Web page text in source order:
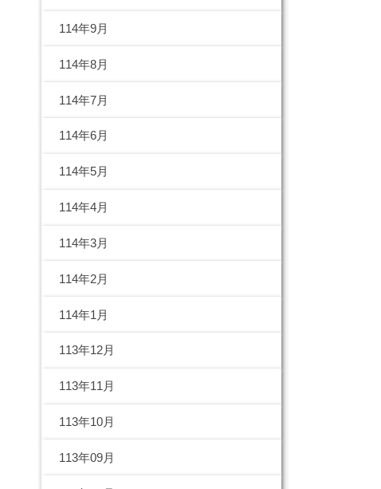
114年9月
114年8月
114年7月
114年6月
114年5月
114年4月
114年3月
114年2月
114年1月
113年12月
113年11月
113年10月
113年09月